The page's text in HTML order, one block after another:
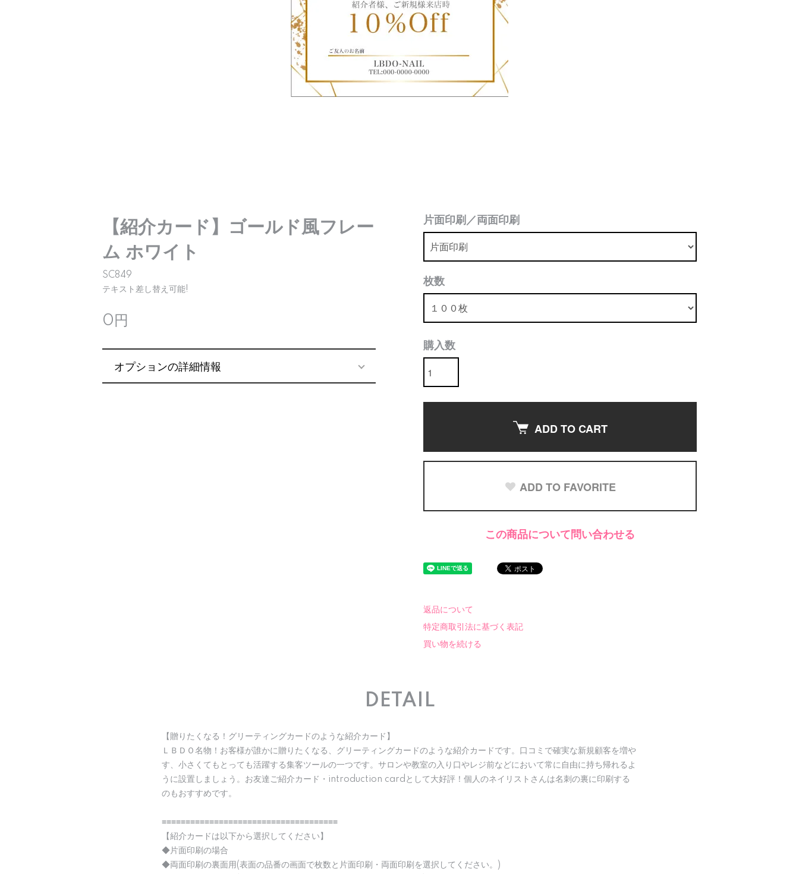
【紹介カード】ゴールド風フレー
ム ホワイト
SC849
テキスト差し替え可能!
0円
オプションの詳細情報
片面印刷／両面印刷
枚数
購入数
ADD TO CART
ADD TO FAVORITE
この商品について問い合わせる
返品について
特定商取引法に基づく表記
買い物を続ける
DETAIL
【贈りたくなる！グリーティングカードのような紹介カード】
ＬＢＤＯ名物！お客様が誰かに贈りたくなる、グリーティングカードのような紹介カードです。口コミで確実な新規顧客を増や
す、小さくてもとっても活躍する集客ツールの一つです。サロンや教室の入り口やレジ前などにおいて常に自由に持ち帰れるよ
うに設置しましょう。お友達ご紹介カード・introduction cardとして大好評！個人のネイリストさんは名刺の裏に印刷する
のもおすすめです。
≡≡≡≡≡≡≡≡≡≡≡≡≡≡≡≡≡≡≡≡≡≡≡≡≡≡≡≡≡≡≡≡≡≡≡≡≡
【紹介カードは以下から選択してください】
◆片面印刷の場合
◆両面印刷の裏面用(表面の品番の画面で枚数と片面印刷・両面印刷を選択してください。)